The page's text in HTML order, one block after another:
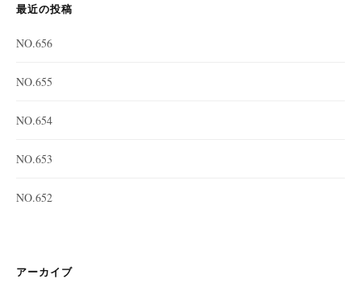
最近の投稿
NO.656
NO.655
NO.654
NO.653
NO.652
アーカイブ